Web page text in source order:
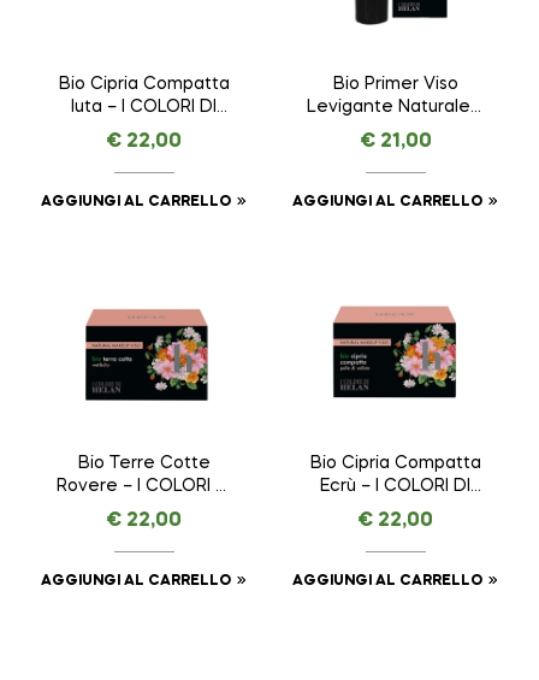
Bio Cipria Compatta
Iuta – I COLORI DI
HELAN – VISO da 8,5
€ 22,00
AGGIUNGI AL CARRELLO
Bio Primer Viso
Levigante Naturale –
I COLORI DI HELAN –
VISO da 30 ml
€21,00
AGGIUNGI AL CARRELLO
Bio Terre Cotte
Rovere – I COLORI DI
HELAN – VISO da 7,5
g
€ 22,00
AGGIUNGI AL CARRELLO
Bio Cipria Compatta
Ecrù – I COLORI DI
HELAN – VISO da 8,5
g
€ 22,00
AGGIUNGI AL CARRELLO